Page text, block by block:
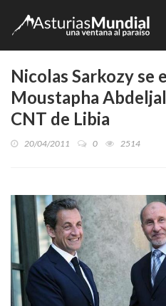
Nicolas Sarkozy se
Moustapha
CNT de Libia
20/04/2011 0 2514